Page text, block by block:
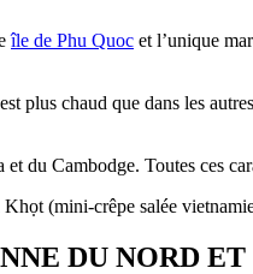
île de Phu Quoc et l’unique
plus chaud que dans les
du Cambodge. Toutes ces
(mini-crêpe salée
DU NORD ET